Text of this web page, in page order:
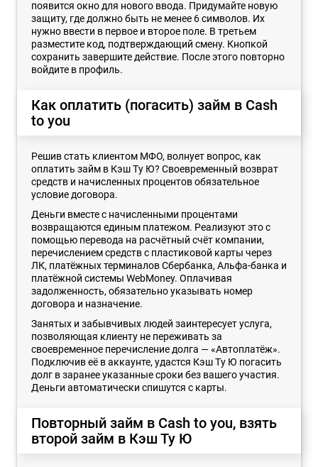
появится окно для нового ввода. Придумайте новую
защиту, где должно быть не менее 6 символов. Их
нужно ввести в первое и второе поле. В третьем
разместите код, подтверждающий смену. Кнопкой
сохранить завершите действие. После этого повторно
войдите в профиль.
Как оплатить (погасить) займ в Cash
to you
Решив стать клиентом МФО, волнует вопрос, как
оплатить займ в Кэш Ту Ю? Своевременный возврат
средств и начисленных процентов обязательное
условие договора.
Деньги вместе с начисленными процентами
возвращаются единым платежом. Реализуют это с
помощью перевода на расчётный счёт компании,
перечислением средств с пластиковой карты через
ЛК, платёжных терминалов Сбербанка, Альфа-банка и
платёжной системы WebMoney. Оплачивая
задолженность, обязательно указывать номер
договора и назначение.
Занятых и забывчивых людей заинтересует услуга,
позволяющая клиенту не переживать за
своевременное перечисление долга — «Автоплатёж».
Подключив её в аккаунте, удастся Кэш Ту Ю погасить
долг в заранее указанные сроки без вашего участия.
Деньги автоматически спишутся с карты.
Повторный займ в Cash to you, взять
второй займ в Кэш Ту Ю